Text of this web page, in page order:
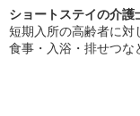
あなたの経験とスキ
新しいことに挑戦し
風通しが良い職場で
安定した環境で長く
ショートステイの介護
短期入所の高齢者に対
食事・入浴・排せつな
介護福祉士や初任者